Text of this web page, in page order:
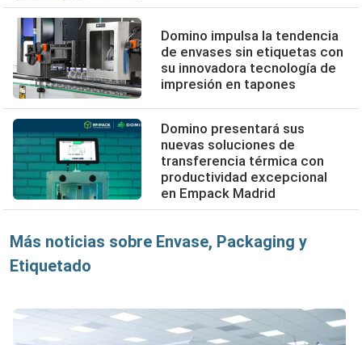
Domino impulsa la tendencia
de envases sin etiquetas con
su innovadora tecnología de
impresión en tapones
Domino presentará sus
nuevas soluciones de
transferencia térmica con
productividad excepcional
en Empack Madrid
Más noticias sobre Envase, Packaging y
Etiquetado